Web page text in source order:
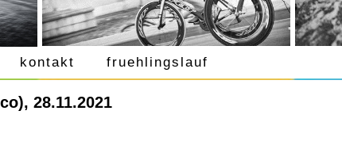
kontakt fruehlingslauf
28.11.2021